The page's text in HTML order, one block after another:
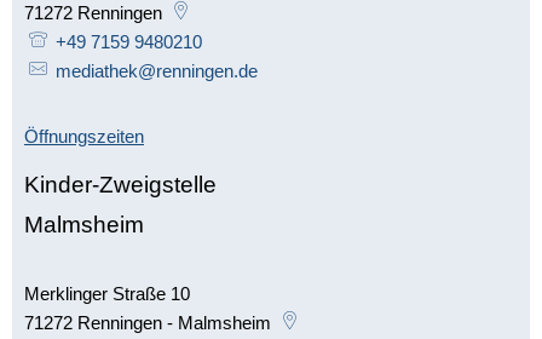
71272 Renningen
+49 7159 9480210
mediathek@renningen.de
Öffnungszeiten
Kinder-Zweigstelle
Malmsheim
Merklinger Straße 10
71272 Renningen - Malmsheim